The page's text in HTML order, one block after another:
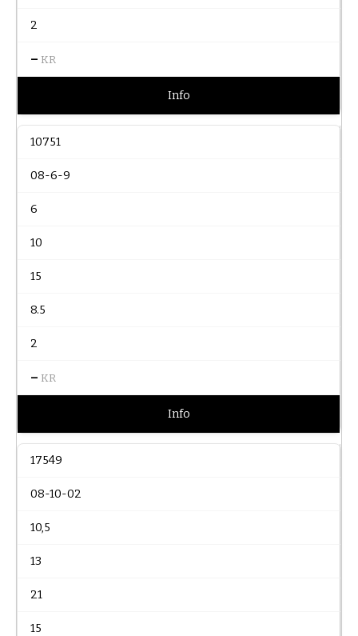
2
– KR
Info
10751
08-6-9
6
10
15
8.5
2
– KR
Info
17549
08-10-02
10,5
13
21
15